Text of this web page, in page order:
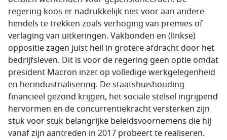
regering koos er nadrukkelijk niet voor aan andere
hendels te trekken zoals verhoging van premies of
verlaging van uitkeringen. Vakbonden en (linkse)
oppositie zagen juist heil in grotere afdracht door het
bedrijfsleven. Dit is voor de regering geen optie omdat
president Macron inzet op volledige werkgelegenheid
en herindustrialisering. De staatshuishouding
financieel gezond krijgen, het sociale stelsel ingrijpend
hervormen en de concurrentiekracht versterken zijn
stuk voor stuk belangrijke beleidsvoornemens die hij
vanaf zijn aantreden in 2017 probeert te realiseren.